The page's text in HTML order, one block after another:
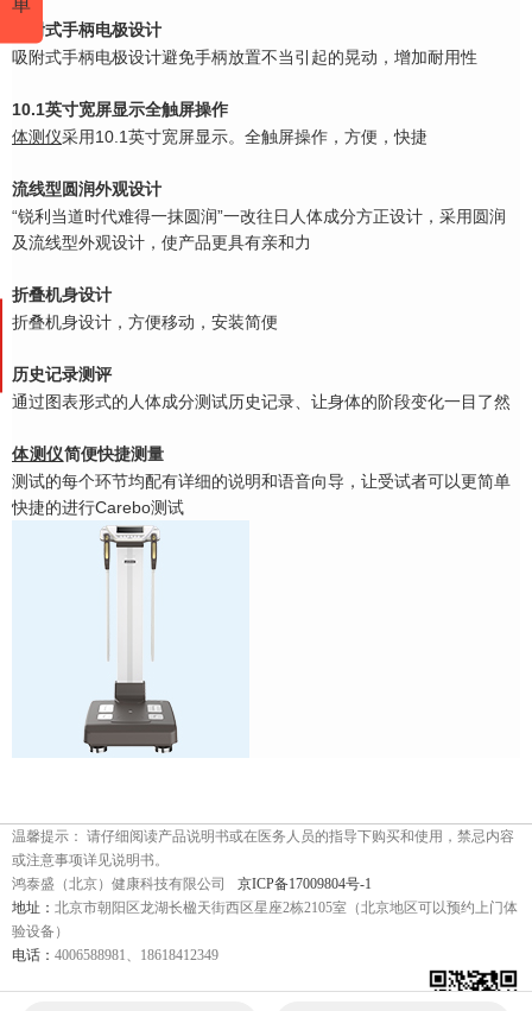
吸附式手柄电极设计
吸附式手柄电极设计避免手柄放置不当引起的晃动，增加耐用性
10.1英寸宽屏显示全触屏操作
体测仪采用10.1英寸宽屏显示。全触屏操作，方便，快捷
流线型圆润外观设计
“锐利当道时代难得一抹圆润”一改往日人体成分方正设计，采用圆润
及流线型外观设计， 使产品更具有亲和力
折叠机身设计
折叠机身设计，方便移动，安装简便
历史记录测评
通过图表形式的人体成分测试历史记录、让身体的阶段变化一目了然
体测仪简便快捷测量
测试的每个环节均配有详细的说明和语音向导，让受试者可以更简单
快捷的进行Carebo测试
温馨提示： 请仔细阅读产品说明书或在医务人员的指导下购买和使用，禁忌内容
或注意事项详见说明书。
鸿泰盛（北京）健康科技有限公司
京ICP备17009804号-1
地址： 北京市朝阳区龙湖长楹天街西区星座2栋2105室（北京地区可以预约上门体
验设备）
电话： 4006588981、18618412349